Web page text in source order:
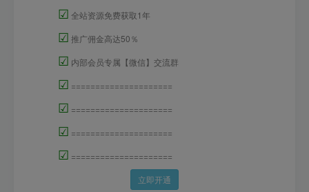
☑ 全站资源免费获取1年
☑ 推广佣金高达50％
☑ 内部会员专属【微信】交流群
☑ =====================
☑ =====================
☑ =====================
☑ =====================
立即开通